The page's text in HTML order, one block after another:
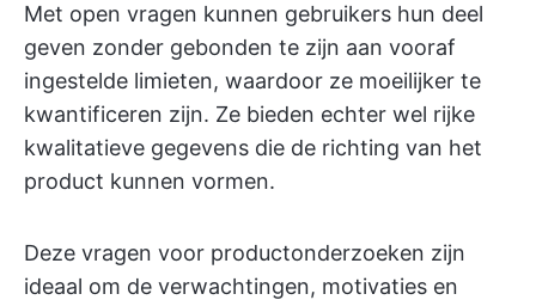
Met open vragen kunnen gebruikers hun deel
geven zonder gebonden te zijn aan vooraf
ingestelde limieten, waardoor ze moeilijker te
kwantificeren zijn. Ze bieden echter wel rijke
kwalitatieve gegevens die de richting van het
product kunnen vormen.
Deze vragen voor productonderzoeken zijn
ideaal om de verwachtingen, motivaties en